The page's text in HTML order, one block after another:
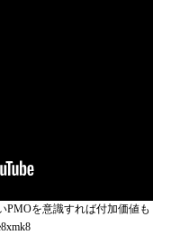
PMOを意識すれば付加価値も